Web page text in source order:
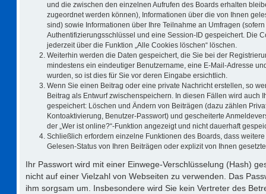
und die zwischen den einzelnen Aufrufen des Boards erhalten
zugeordnet werden können), Informationen über die von Ihnen
sind) sowie Informationen über Ihre Teilnahme an Umfragen
Authentifizierungsschlüssel und eine Session-ID gespeichert. Die
jederzeit über die Funktion „Alle Cookies löschen“ löschen.
Weiterhin werden die Daten gespeichert, die Sie bei der
mindestens ein eindeutiger Benutzername, eine E-Mail-Adresse
wurden, so ist dies für Sie vor deren Eingabe ersichtlich.
Wenn Sie einen Beitrag oder eine private Nachricht erstellen, so
Beitrag als Entwurf zwischenspeichern. In diesen Fällen wird
gespeichert: Löschen und Ändern von Beiträgen (dazu zählen
Kontoaktivierung, Benutzer-Passwort) und gescheiterte
der „Wer ist online?“-Funktion angezeigt und nicht dauerhaft
Schließlich erfordern einzelne Funktionen des Boards, dass
Gelesen-Status von Ihren Beiträgen oder explizit von Ihnen
Ihr Passwort wird mit einer Einwege-Verschlüsselung (Hash)
nicht auf einer Vielzahl von Webseiten zu verwenden. Das
ihm sorgsam um. Insbesondere wird Sie kein Vertreter des